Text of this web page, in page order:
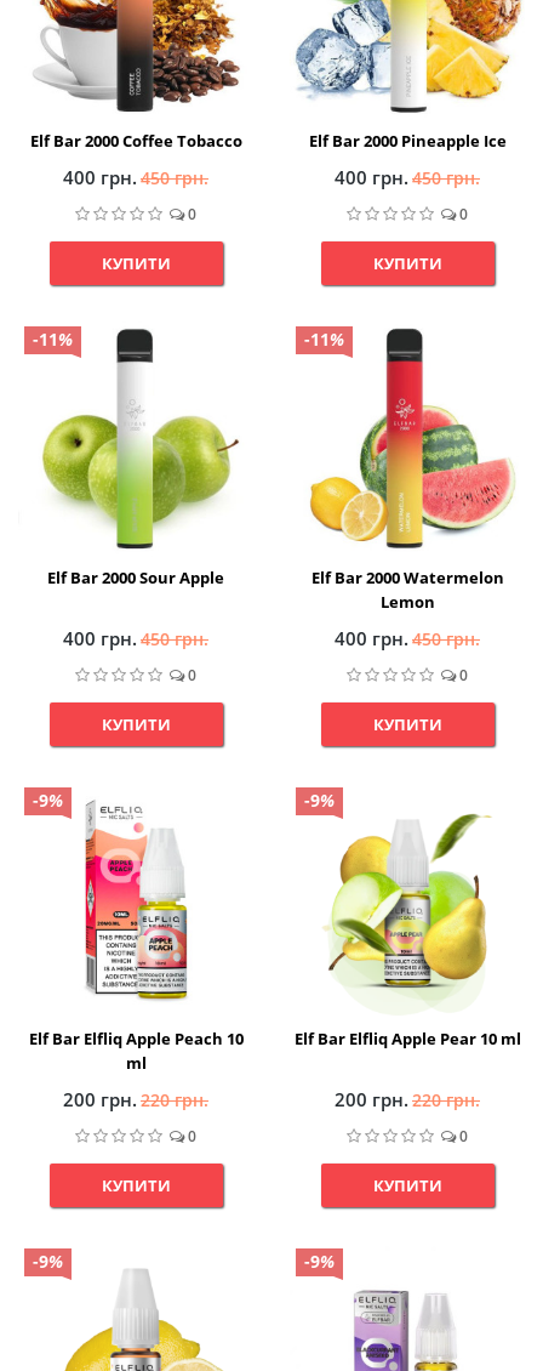
Elf Bar 2000 Coffee Tobacco
400 грн. 450 грн.
0
КУПИТИ
Elf Bar 2000 Pineapple Ice
400 грн. 450 грн.
0
КУПИТИ
Elf Bar 2000 Sour Apple
400 грн. 450 грн.
-11%
0
КУПИТИ
Elf Bar 2000 Watermelon
Lemon
400 грн. 450 грн.
-11%
0
КУПИТИ
Elf Bar Elfliq Apple Peach 10
ml
200 грн. 220 грн.
-9%
0
КУПИТИ
Elf Bar Elfliq Apple Pear 10 ml
200 грн. 220 грн.
-9%
0
КУПИТИ
-9% -9%